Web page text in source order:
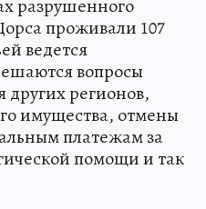
разрушенного
проживали 107
ведется
вопросы
других регионов,
имущества, отмены
платежам за
помощи и так